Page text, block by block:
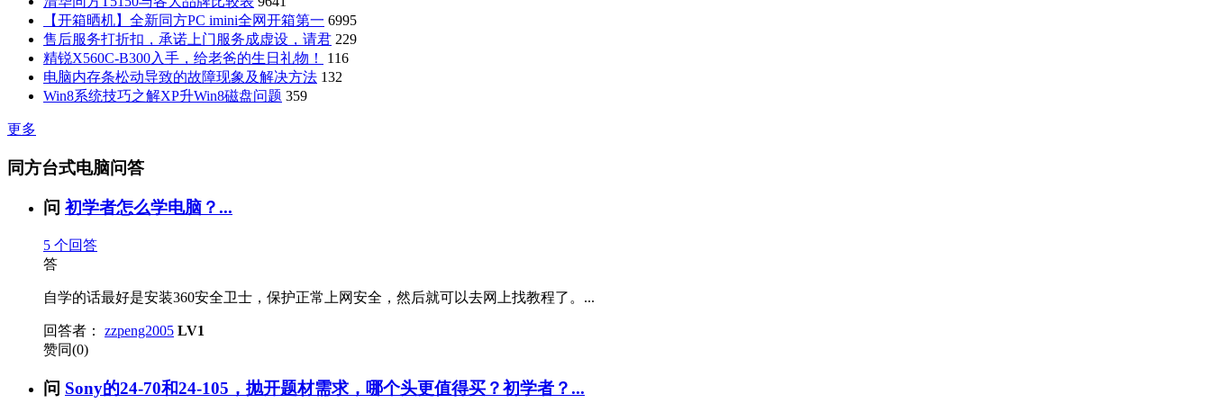
【开箱晒机】全新同方PC imini全网开箱第一 6995
售后服务打折扣，承诺上门服务成虚设，请君 229
精锐X560C-B300入手，给老爸的生日礼物！
116
电脑内存条松动导致的故障现象及解决方法 132
Win8系统技巧之解XP升Win8磁盘问题 359
更多
同方台式电脑问答
问 初学者怎么学电脑？...
5 个回答
答
自学的话最好是安装360安全卫士，保护正常上网安全，然后就可以去网上找教程了。...
回答者： zzpeng2005 LV1
赞同(0)
问 Sony的24-70和24-105，抛开题材需求，哪个头更值得买？初学者？...